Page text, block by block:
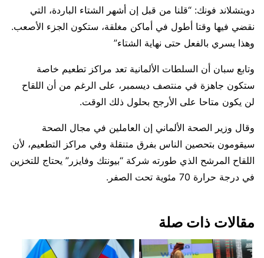
دويتشلاند فونك: “قلنا من قبل إن أشهر الشتاء الباردة، التي
نقضي فيها وقتا أطول في أماكن مغلقة، ستكون الجزء الأصعب.
وهذا يسري بالفعل حتى نهاية الشتاء”
وتابع سبان أن السلطات الألمانية تعد مراكز تطعيم خاصة
ستكون جاهزة في منتصف ديسمبر، على الرغم من أن اللقاح
لن يكون متاحا على الأرجح بحلول ذلك الوقت.
وقال وزير الصحة الألماني إن العاملين في مجال الصحة
سيقومون بتحصين الناس بفرق متنقلة وفي مراكز التطعيم، لأن
اللقاح المرشح الذي طورته شركة “بيونتك وفايزر” يحتاج للتخزين
في درجة حرارة 70 مئوية تحت الصفر.
مقالات ذات صلة